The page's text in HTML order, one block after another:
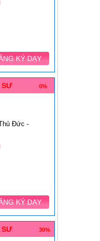
KÝ DẠY
SƯ 0%
Đức -
KÝ DẠY
SƯ 30%